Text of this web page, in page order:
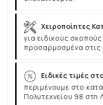
Χειροποίητες
για ειδικούς
προσαρμοσμένα στις
Ειδικές τιμές
περιμένουμε στο
Πολυτεχνείου 98 στη